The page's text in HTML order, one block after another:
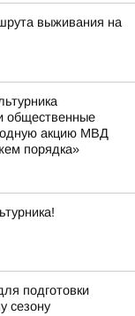
выживания на
общественные
акцию МВД
порядка»
подготовки
сезону